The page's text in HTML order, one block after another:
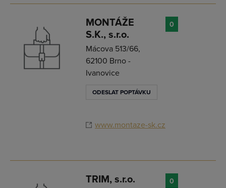
MONTÁŽE
S.K., s.r.o.
Mácova 513/66,
62100 Brno -
Ivanovice
ODESLAT POPTÁVKU
www.montaze-sk.cz
0
TRIM, s.r.o. 0